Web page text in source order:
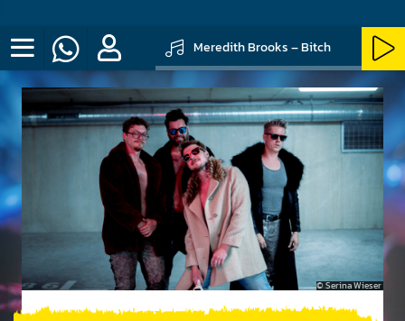
Meredith Brooks – Bitch
Serina Wieser